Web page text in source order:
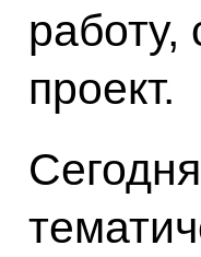
проект.